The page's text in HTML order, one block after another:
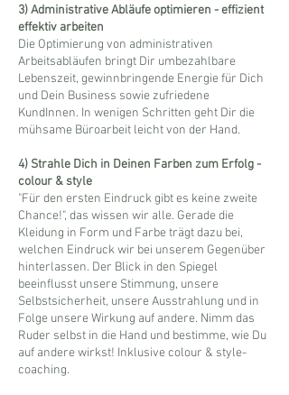
3) Administrative Abläufe optimieren - effizient
effektiv arbeiten
Die Optimierung von administrativen
Arbeitsabläufen bringt Dir umbezahlbare
Lebenszeit, gewinnbringende Energie für Dich
und Dein Business sowie zufriedene
KundInnen. In wenigen Schritten geht Dir die
mühsame Büroarbeit leicht von der Hand.
4) Strahle Dich in Deinen Farben zum Erfolg -
colour & style
"Für den ersten Eindruck gibt es keine zweite
Chance!", das wissen wir alle. Gerade die
Kleidung in Form und Farbe trägt dazu bei,
welchen Eindruck wir bei unserem Gegenüber
hinterlassen. Der Blick in den Spiegel
beeinflusst unsere Stimmung, unsere
Selbstsicherheit, unsere Ausstrahlung und in
Folge unsere Wirkung auf andere. Nimm das
Ruder selbst in die Hand und bestimme, wie Du
auf andere wirkst! Inklusive colour & style-
coaching.